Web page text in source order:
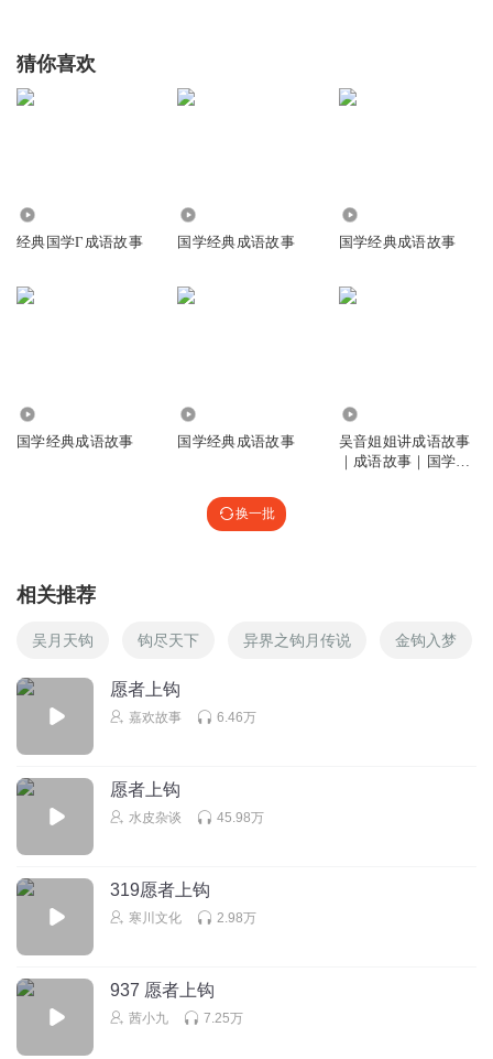
猜你喜欢
经典国学Γ成语故事 国学经典成语故事 国学经典成语故事
国学经典成语故事 国学经典成语故事
吴音姐姐讲成语故事
｜成语故事｜国学经
换一批
相关推荐
吴月天钩 钩尽天下 异界之钩月传说 金钩入梦
愿者上钩
嘉欢故事 6.46万
愿者上钩
水皮杂谈 45.98万
319愿者上钩
寒川文化 2.98万
937 愿者上钩
茜小九 7.25万